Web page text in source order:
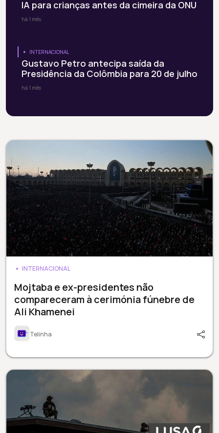
IA para crianças antes da cimeira da ONU
há 1 mês
INTERNACIONAL
Gustavo Petro antecipa saída da
Presidência da Colômbia para 20 de julho
há 1 mês
INTERNACIONAL
Mojtaba e ex-presidentes não
compareceram à cerimónia fúnebre de
Ali Khamenei
Telinha